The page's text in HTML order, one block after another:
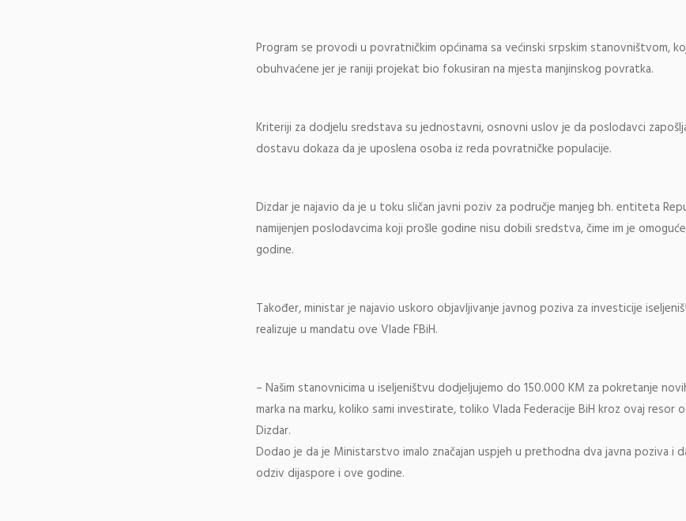
Program se provodi u povratničkim općinama sa većinski srpskim stanovništvom,
obuhvaćene jer je raniji projekat bio fokusiran na mjesta manjinskog povratka.
Kriteriji za dodjelu sredstava su jednostavni, osnovni uslov je da poslodavci
dostavu dokaza da je uposlena osoba iz reda povratničke populacije.
Dizdar je najavio da je u toku sličan javni poziv za područje manjeg bh. entiteta
namijenjen poslodavcima koji prošle godine nisu dobili sredstva, čime im je
godine.
Također, ministar je najavio uskoro objavljivanje javnog poziva za investicije
realizuje u mandatu ove Vlade FBiH.
– Našim stanovnicima u iseljeništvu dodjeljujemo do 150.000 KM za pokretanje
marka na marku, koliko sami investirate, toliko Vlada Federacije BiH kroz ovaj resor
Dizdar.
Dodao je da je Ministarstvo imalo značajan uspjeh u prethodna dva javna poziva i
odziv dijaspore i ove godine.